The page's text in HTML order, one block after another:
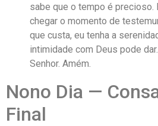
sabe que o tempo é precioso.
chegar o momento de
que custa, eu tenha a
intimidade com Deus pode
Senhor. Amém.
Nono Dia —
Final